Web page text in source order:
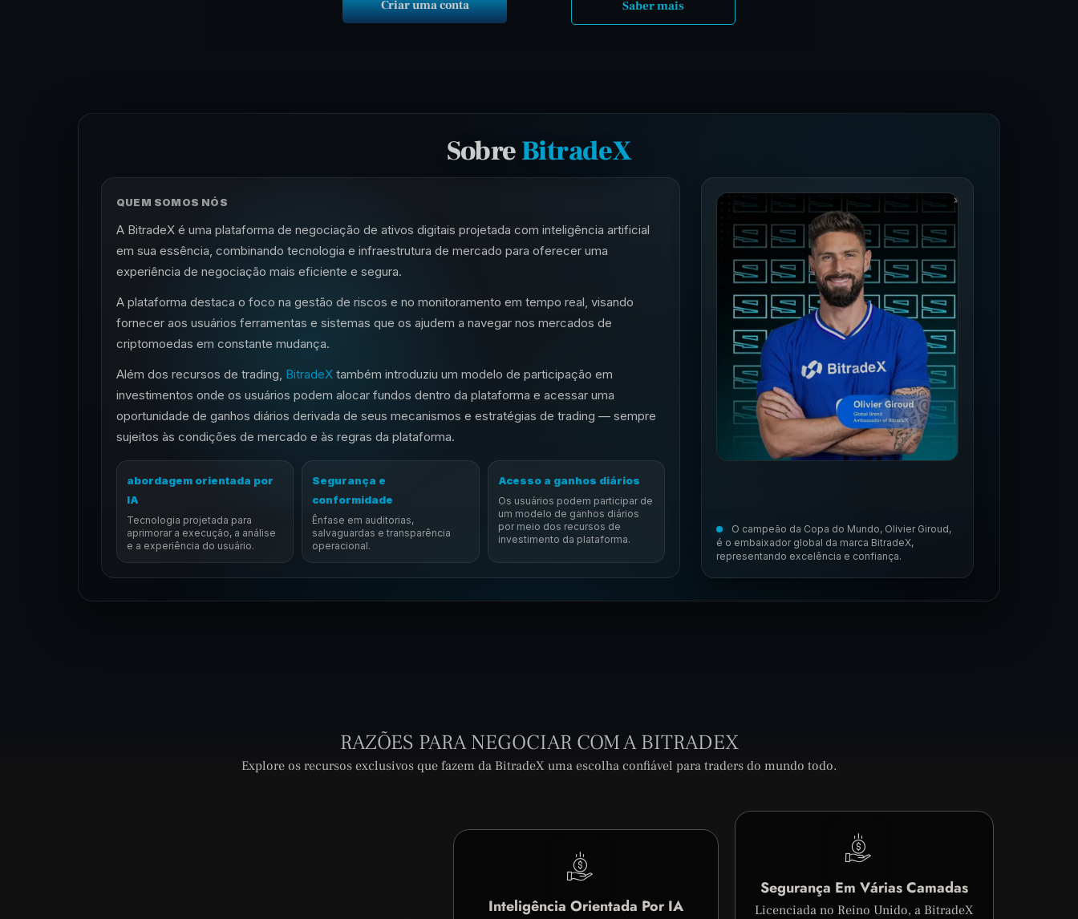
Criar uma conta Saber mais
SobreBitradeX
QUEM SOMOS NÓS
A BitradeX é uma plataforma de negociação de ativos digitais projetada com inteligência artificial
em sua essência, combinando tecnologia e infraestrutura de mercado para oferecer uma
experiência de negociação mais eficiente e segura.
A plataforma destaca o foco na gestão de riscos e no monitoramento em tempo real, visando
fornecer aos usuários ferramentas e sistemas que os ajudem a navegar nos mercados de
criptomoedas em constante mudança.
Além dos recursos de trading, BitradeX também introduziu um modelo de participação em
investimentos onde os usuários podem alocar fundos dentro da plataforma e acessar uma
oportunidade de ganhos diários derivada de seus mecanismos e estratégias de trading — sempre
sujeitos às condições de mercado e às regras da plataforma.
abordagem orientada por
IA
Tecnologia projetada para
aprimorar a execução, a análise
e a experiência do usuário.
Segurança e
conformidade
Ênfase em auditorias,
salvaguardas e transparência
operacional.
Acesso a ganhos diários
Os usuários podem participar de
um modelo de ganhos diários
por meio dos recursos de
investimento da plataforma.
O campeão da Copa do Mundo, Olivier Giroud,
é o embaixador global da marca BitradeX,
representando excelência e confiança.
RAZÕES PARA NEGOCIAR COM A BITRADEX
Explore os recursos exclusivos que fazem da BitradeX uma escolha confiável para traders do mundo todo.
Inteligência Orientada Por IA
Segurança Em Várias Camadas
Licenciada no Reino Unido, a BitradeX